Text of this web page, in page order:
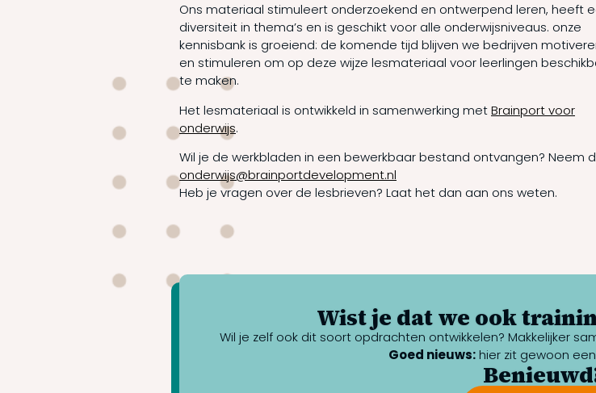
Ons materiaal stimuleert onderzoekend en ontwerpend leren, heeft
diversiteit in thema’s en is geschikt voor alle onderwijsniveaus. onze
kennisbank is groeiend: de komende tijd blijven we bedrijven
en stimuleren om op deze wijze lesmateriaal voor leerlingen
te maken.
Het lesmateriaal is ontwikkeld in samenwerking metBrainport voor
onderwijs.
Wil je de werkbladen in een bewerkbaar bestand ontvangen? Neem
onderwijs@brainportdevelopment.nl
Heb je vragen over de lesbrieven? Laat het dan aan ons weten.
Wist je dat we ook
Wil je zelf ook dit soort opdrachten ontwikkelen? Makkelijker
Goed nieuws:hier zit gewoon